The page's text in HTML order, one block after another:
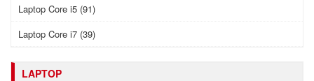
Laptop Core i5 (91)
Laptop Core i7 (39)
LAPTOP